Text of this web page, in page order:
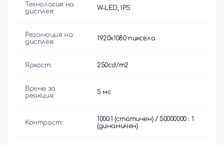
Технология на
дисплея:
W-LED, IPS
Резолюция на
дисплея:
1920x1080 пиксела
Яркост: 250cd/m2
Време за
реакция:
5 мс
Контраст:
1000:1 (статичен) / 50000000 : 1
(динамичен)